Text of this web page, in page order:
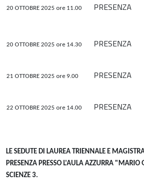
20 OTTOBRE 2025 ore 11.00 PRESENZA
20 OTTOBRE 2025 ore 14.30 PRESENZA
21 OTTOBRE 2025 ore 9.00 PRESENZA
22 OTTOBRE 2025 ore 14.00 PRESENZA
LE SEDUTE DI LAUREA TRIENNALE E
PRESENZA PRESSO L'AULA AZZURRA
SCIENZE 3.